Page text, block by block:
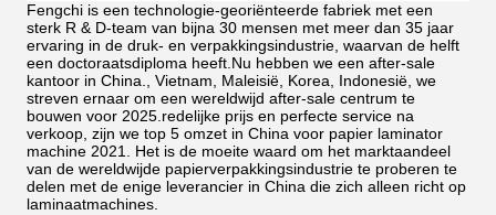
Fengchi is een technologie-georiënteerde fabriek met een
sterk R & D-team van bijna 30 mensen met meer dan 35 jaar
ervaring in de druk- en verpakkingsindustrie, waarvan de helft
een doctoraatsdiploma heeft.Nu hebben we een after-sale
kantoor in China., Vietnam, Maleisië, Korea, Indonesië, we
streven ernaar om een wereldwijd after-sale centrum te
bouwen voor 2025.redelijke prijs en perfecte service na
verkoop, zijn we top 5 omzet in China voor papier laminator
machine 2021. Het is de moeite waard om het marktaandeel
van de wereldwijde papierverpakkingsindustrie te proberen te
delen met de enige leverancier in China die zich alleen richt op
laminaatmachines.